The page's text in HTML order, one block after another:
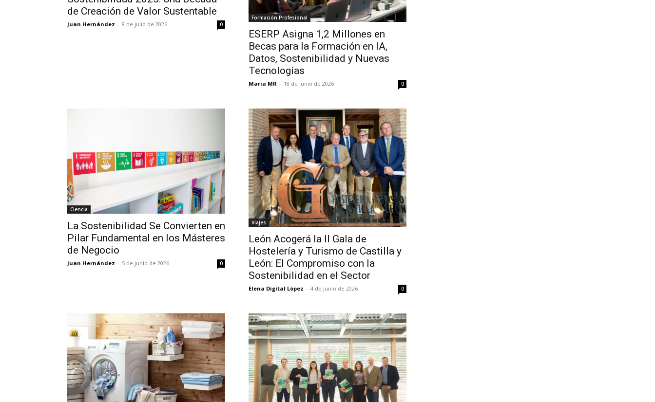
de Creación de Valor Sustentable
Juan Hernández - 8 de julio de 2026 0
Formación Profesional
ESERP Asigna 1,2 Millones en
Becas para la Formación en IA,
Datos, Sostenibilidad y Nuevas
Tecnologías
María MR - 18 de junio de 2026 0
Ciencia
La Sostenibilidad Se Convierten en
Pilar Fundamental en los Másteres
de Negocio
Juan Hernández - 5 de junio de 2026 0
Viajes
León Acogerá la II Gala de
Hostelería y Turismo de Castilla y
León: El Compromiso con la
Sostenibilidad en el Sector
Elena Digital López - 4 de junio de 2026 0